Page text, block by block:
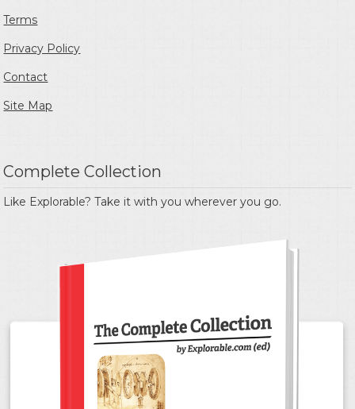
Terms
Privacy Policy
Contact
Site Map
Complete Collection
Like Explorable? Take it with you wherever you go.